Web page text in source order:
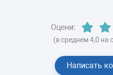
Оцени:
(в среднем 4,0 на
Написать